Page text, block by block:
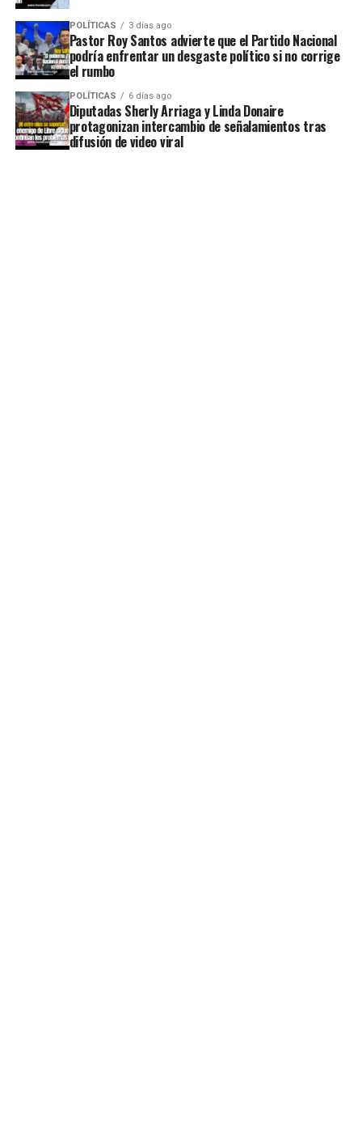
POLÍTICAS 3 días ago
Pastor Roy Santos advierte que el Partido Nacional
podría enfrentar un desgaste político si no corrige
el rumbo
POLÍTICAS 6 días ago
Diputadas Sherly Arriaga y Linda Donaire
protagonizan intercambio de señalamientos tras
difusión de video viral